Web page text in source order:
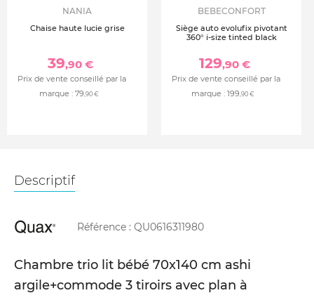
NANIA
Chaise haute lucie grise
39,90 €
Prix de vente conseillé par la
marque : 79,90 €
BEBECONFORT
Siège auto evolufix pivotant
360° i-size tinted black
129,90 €
Prix de vente conseillé par la
marque : 199,90 €
Descriptif
Référence : QU0616311980
Chambre trio lit bébé 70x140 cm ashi
argile+commode 3 tiroirs avec plan à